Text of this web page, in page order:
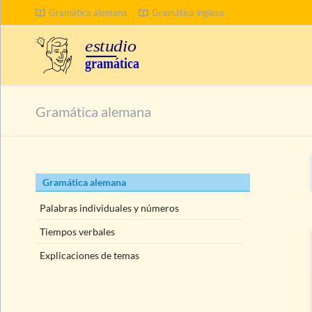
Gramática alemana Gramática inglesa
BUSCAR
Gramática alemana
Saltar
navegación
Gramática alemana
Palabras individuales y números
Tiempos verbales
Explicaciones de temas